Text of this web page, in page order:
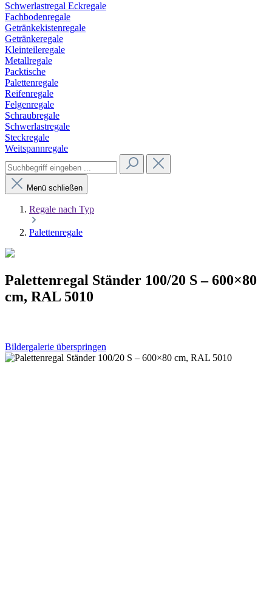
Schwerlastregal Eckregale
Fachbodenregale
Getränkekistenregale
Getränkeregale
Kleinteileregale
Metallregale
Packtische
Palettenregale
Reifenregale
Felgenregale
Schraubregale
Schwerlastregale
Steckregale
Weitspannregale
Menü schließen
Regale nach Typ
Palettenregale
Palettenregal Ständer 100/20 S – 600×80
cm, RAL 5010
Bildergalerie überspringen